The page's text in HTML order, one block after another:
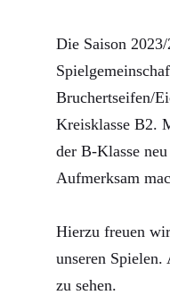
Die Saison
Bruchertseifen/
Kreisklasse B2.
der B-Klasse
Aufmerksam
Hierzu freuen
unseren
zu sehen.